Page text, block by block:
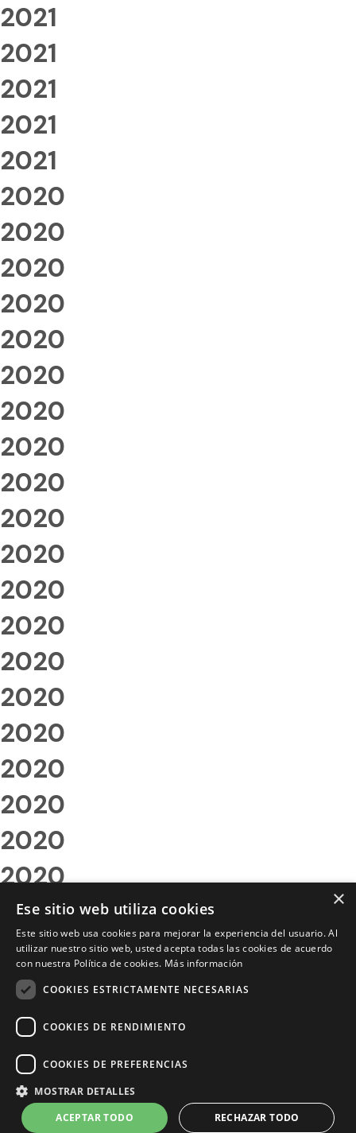
2021
2021
2021
2021
2021
2020
2020
2020
2020
2020
2020
2020
2020
2020
2020
2020
2020
2020
2020
2020
2020
2020
2020
2020
2020
2020
2020
2020
2020
2020
2020
×
Ese sitio web utiliza cookies
Este sitio web usa cookies para mejorar la experiencia del usuario. Al
utilizar nuestro sitio web, usted acepta todas las cookies de acuerdo
con nuestra Política de cookies. Más información
COOKIES ESTRICTAMENTE NECESARIAS
COOKIES DE RENDIMIENTO
COOKIES DE PREFERENCIAS
MOSTRAR DETALLES
ACEPTAR TODO
RECHAZAR TODO